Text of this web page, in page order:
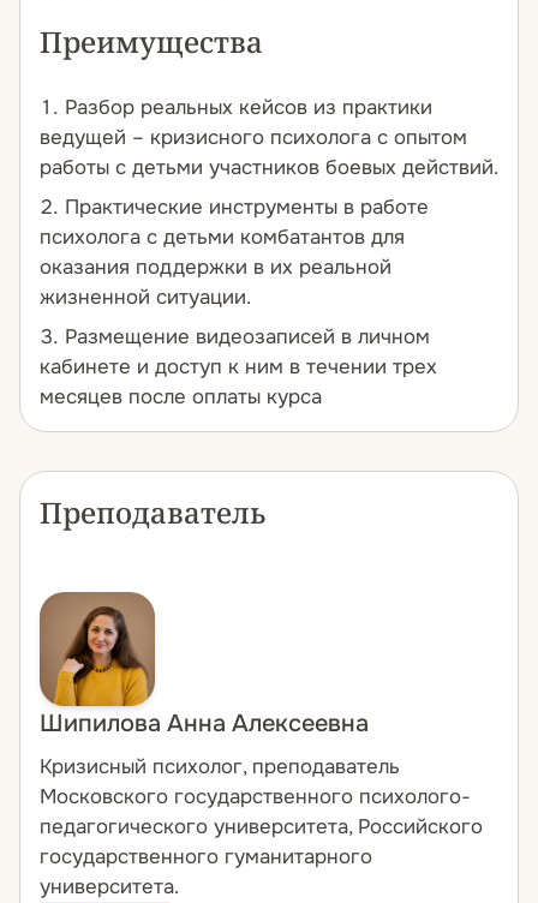
Преимущества
Разбор реальных кейсов из практики
ведущей – кризисного психолога с опытом
работы с детьми участников боевых действий.
Практические инструменты в работе
психолога с детьми комбатантов для
оказания поддержки в их реальной
жизненной ситуации.
Размещение видеозаписей в личном
кабинете и доступ к ним в течении трех
месяцев после оплаты курса
Преподаватель
Шипилова Анна Алексеевна
Кризисный психолог, преподаватель
Московского государственного психолого-
педагогического университета, Российского
государственного гуманитарного
университета.